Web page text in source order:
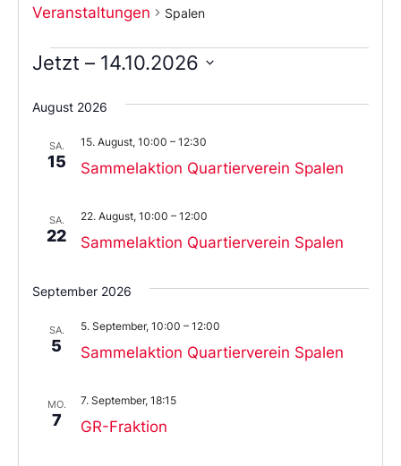
Veranstaltungen Spalen
Jetzt – 14.10.2026
Sie
das
aus.
August 2026
SA.
15 Sammelaktion Quartierverein Spalen
15. August, 10:00 – 12:30
SA.
22 Sammelaktion Quartierverein Spalen
22. August, 10:00 – 12:00
September 2026
SA.
5 Sammelaktion Quartierverein Spalen
5. September, 10:00 – 12:00
MO.
7 GR-Fraktion
7. September, 18:15